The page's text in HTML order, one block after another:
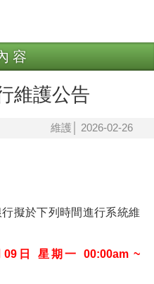
容
維護公告
維護 2026-02-26
擬於下列時間進行系統維
09日 星期一 00:00am ~